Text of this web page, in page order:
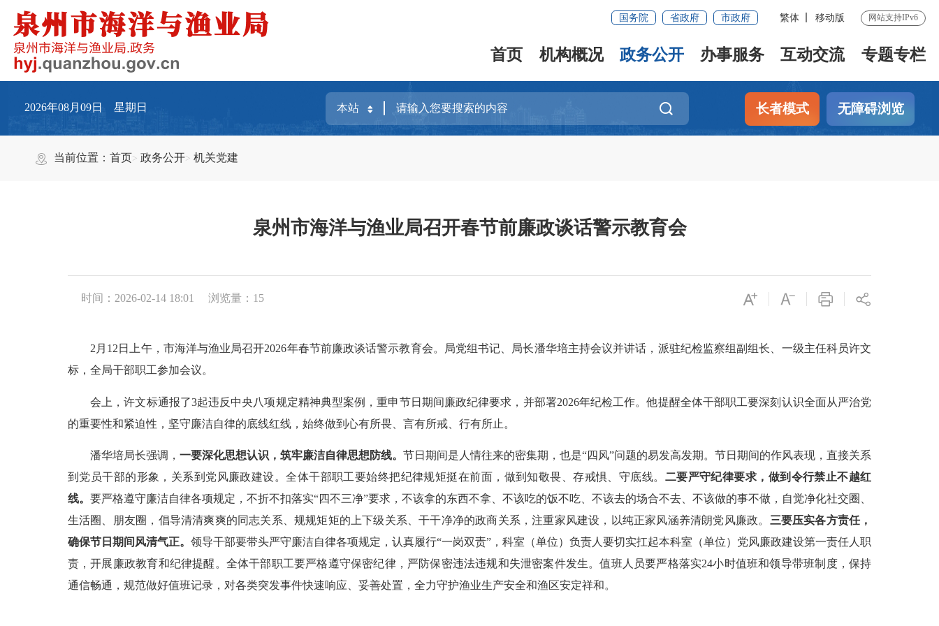
国务院 省政府 市政府 繁体 移动版 网站支持IPv6
首页 机构概况 政务公开 办事服务 互动交流 专题专栏
2026年08月09日 星期日 长者模式 无障碍浏览
当前位置：首页 政务公开 机关党建
泉州市海洋与渔业局召开春节前廉政谈话警示教育会
时间：2026-02-14 18:01 浏览量： 15
2月12日上午，市海洋与渔业局召开2026年春节前廉政谈话警示教育会。局党组书记、局长潘华培主持会议并讲话，派驻纪检监察组副组长、一级主任科员许文
标，全局干部职工参加会议。
会上，许文标通报了3起违反中央八项规定精神典型案例，重申节日期间廉政纪律要求，并部署2026年纪检工作。他提醒全体干部职工要深刻认识全面从严治党
的重要性和紧迫性，坚守廉洁自律的底线红线，始终做到心有所畏、言有所戒、行有所止。
潘华培局长强调， 一要深化思想认识，筑牢廉洁自律思想防线。 节日期间是人情往来的密集期，也是“四风”问题的易发高发期。节日期间的作风表现，直接关系
到党员干部的形象，关系到党风廉政建设。全体干部职工要始终把纪律规矩挺在前面，做到知敬畏、存戒惧、守底线。 二要严守纪律要求，做到令行禁止不越红
线。 要严格遵守廉洁自律各项规定，不折不扣落实“四不三净”要求，不该拿的东西不拿、不该吃的饭不吃、不该去的场合不去、不该做的事不做，自觉净化社交圈、
生活圈、朋友圈，倡导清清爽爽的同志关系、规规矩矩的上下级关系、干干净净的政商关系，注重家风建设，以纯正家风涵养清朗党风廉政。 三要压实各方责任，
确保节日期间风清气正。 领导干部要带头严守廉洁自律各项规定，认真履行“一岗双责”，科室（单位）负责人要切实扛起本科室（单位）党风廉政建设第一责任人职
责，开展廉政教育和纪律提醒。全体干部职工要严格遵守保密纪律，严防保密违法违规和失泄密案件发生。值班人员要严格落实24小时值班和领导带班制度，保持
通信畅通，规范做好值班记录，对各类突发事件快速响应、妥善处置，全力守护渔业生产安全和渔区安定祥和。